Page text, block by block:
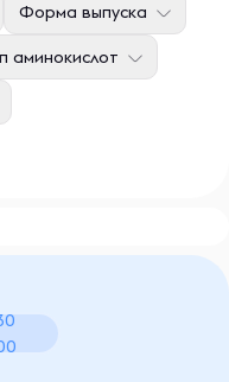
Форма выпуска
аминокислот